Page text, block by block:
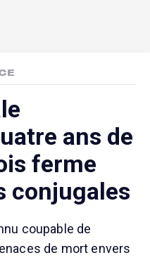
ans de
ferme
conjugales
coupable de
de mort envers